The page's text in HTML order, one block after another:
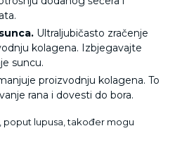
Ultraljubičasto zračenje
kolagena. Izbjegavajte
suncu.
proizvodnju kolagena. To
rana i dovesti do bora.
lupusa, također mogu